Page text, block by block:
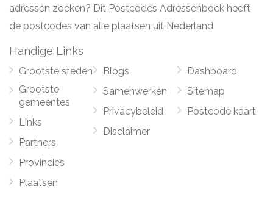
adressen zoeken? Dit Postcodes Adressenboek heeft
de postcodes van alle plaatsen uit Nederland.
Handige Links
Grootste steden
Grootste
gemeentes
Links
Partners
Provincies
Plaatsen
Blogs
Samenwerken
Privacybeleid
Disclaimer
Dashboard
Sitemap
Postcode kaart